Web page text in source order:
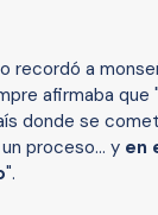
recordó a
afirmaba que
donde se
proceso... y en
".